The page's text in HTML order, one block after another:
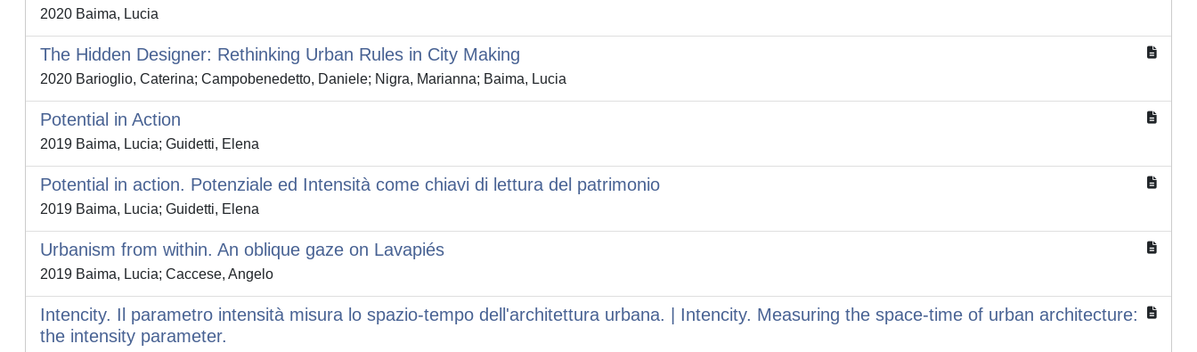
2020 Baima, Lucia
The Hidden Designer: Rethinking Urban Rules in City Making
2020 Barioglio, Caterina; Campobenedetto, Daniele; Nigra, Marianna; Baima, Lucia
Potential in Action
2019 Baima, Lucia; Guidetti, Elena
Potential in action. Potenziale ed Intensità come chiavi di lettura del patrimonio
2019 Baima, Lucia; Guidetti, Elena
Urbanism from within. An oblique gaze on Lavapiés
2019 Baima, Lucia; Caccese, Angelo
Intencity. Il parametro intensità misura lo spazio-tempo dell'architettura urbana. | Intencity. Measuring the space-time of urban architecture:
the intensity parameter.